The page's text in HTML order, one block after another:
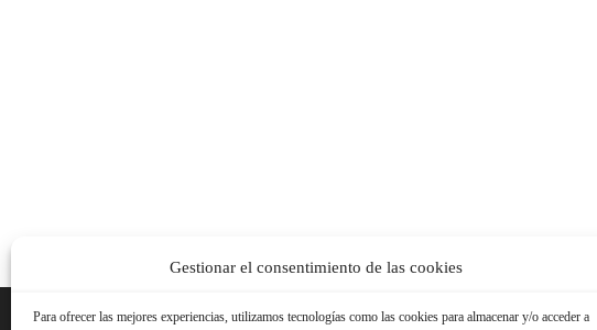
Gestionar el consentimiento de las cookies
Para ofrecer las mejores experiencias, utilizamos tecnologías como las cookies para almacenar y/o acceder a